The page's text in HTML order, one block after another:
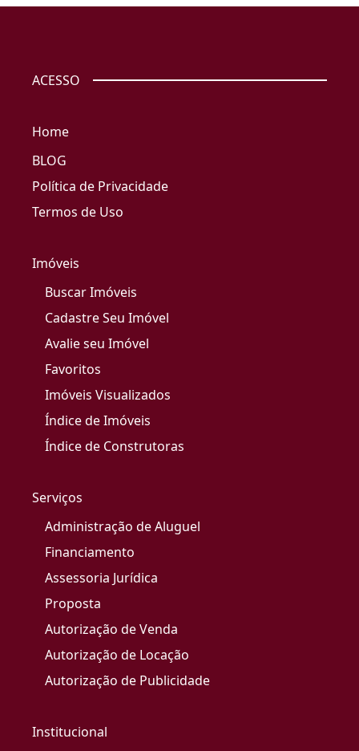
ACESSO
Home
BLOG
Política de Privacidade
Termos de Uso
Imóveis
Buscar Imóveis
Cadastre Seu Imóvel
Avalie seu Imóvel
Favoritos
Imóveis Visualizados
Índice de Imóveis
Índice de Construtoras
Serviços
Administração de Aluguel
Financiamento
Assessoria Jurídica
Proposta
Autorização de Venda
Autorização de Locação
Autorização de Publicidade
Institucional